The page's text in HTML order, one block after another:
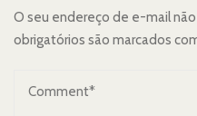
O seu endereço de e-mail
obrigatórios são marcados